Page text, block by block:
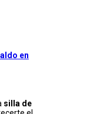
en
silla de